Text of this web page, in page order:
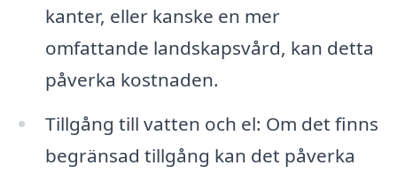
kanter, eller kanske en mer
omfattande landskapsvård, kan detta
påverka kostnaden.
Tillgång till vatten och el: Om det finns
begränsad tillgång kan det påverka